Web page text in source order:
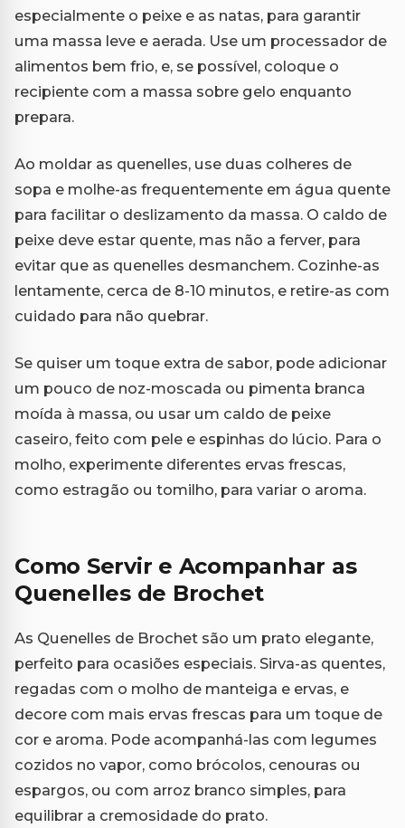
especialmente o peixe e as natas, para garantir
uma massa leve e aerada. Use um processador de
alimentos bem frio, e, se possível, coloque o
recipiente com a massa sobre gelo enquanto
prepara.
Ao moldar as quenelles, use duas colheres de
sopa e molhe-as frequentemente em água quente
para facilitar o deslizamento da massa. O caldo de
peixe deve estar quente, mas não a ferver, para
evitar que as quenelles desmanchem. Cozinhe-as
lentamente, cerca de 8-10 minutos, e retire-as com
cuidado para não quebrar.
Se quiser um toque extra de sabor, pode adicionar
um pouco de noz-moscada ou pimenta branca
moída à massa, ou usar um caldo de peixe
caseiro, feito com pele e espinhas do lúcio. Para o
molho, experimente diferentes ervas frescas,
como estragão ou tomilho, para variar o aroma.
Como Servir e Acompanhar as
Quenelles de Brochet
As Quenelles de Brochet são um prato elegante,
perfeito para ocasiões especiais. Sirva-as quentes,
regadas com o molho de manteiga e ervas, e
decore com mais ervas frescas para um toque de
cor e aroma. Pode acompanhá-las com legumes
cozidos no vapor, como brócolos, cenouras ou
espargos, ou com arroz branco simples, para
equilibrar a cremosidade do prato.